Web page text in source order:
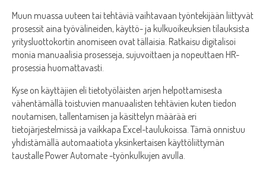
Muun muassa uuteen tai tehtäviä vaihtavaan työntekijään liittyvät
prosessit aina työvälineiden, käyttö- ja kulkuoikeuksien tilauksista
yritysluottokortin anomiseen ovat tällaisia. Ratkaisu digitalisoi
monia manuaalisia prosesseja, sujuvoittaen ja nopeuttaen HR-
prosessia huomattavasti.
Kyse on käyttäjien eli tietotyöläisten arjen helpottamisesta
vähentämällä toistuvien manuaalisten tehtävien kuten tiedon
noutamisen, tallentamisen ja käsittelyn määrää eri
tietojärjestelmissä ja vaikkapa Excel-taulukoissa. Tämä onnistuu
yhdistämällä automaatiota yksinkertaisen käyttöliittymän
taustalle Power Automate -työnkulkujen avulla.